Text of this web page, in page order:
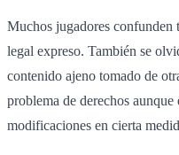
Muchos jugadores confunden
legal expreso. También se
contenido ajeno tomado de
problema de derechos
modificaciones en cierta